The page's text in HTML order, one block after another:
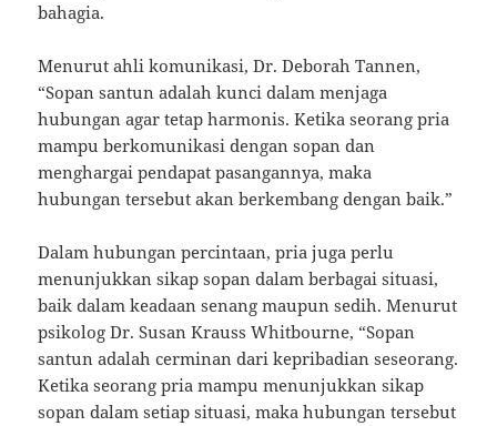
bahagia.
Menurut ahli komunikasi, Dr. Deborah Tannen,
“Sopan santun adalah kunci dalam menjaga
hubungan agar tetap harmonis. Ketika seorang pria
mampu berkomunikasi dengan sopan dan
menghargai pendapat pasangannya, maka
hubungan tersebut akan berkembang dengan baik.”
Dalam hubungan percintaan, pria juga perlu
menunjukkan sikap sopan dalam berbagai situasi,
baik dalam keadaan senang maupun sedih. Menurut
psikolog Dr. Susan Krauss Whitbourne, “Sopan
santun adalah cerminan dari kepribadian seseorang.
Ketika seorang pria mampu menunjukkan sikap
sopan dalam setiap situasi, maka hubungan tersebut